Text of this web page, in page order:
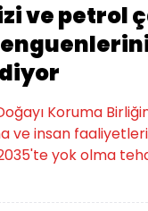
ve petrol
Koruma
ve insan
yok olma